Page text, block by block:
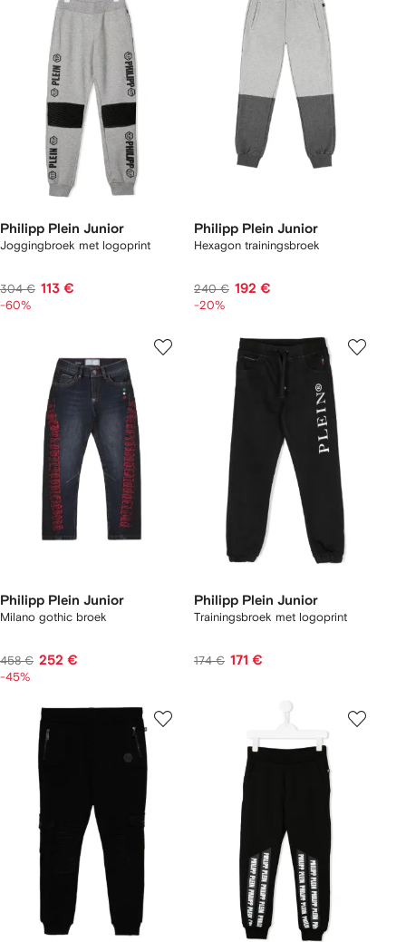
Philipp Plein Junior
Joggingbroek met logoprint
304 € 113 €
-60%
Philipp Plein Junior
Hexagon trainingsbroek
240 € 192 €
-20%
Philipp Plein Junior
Milano gothic broek
458 € 252 €
-45%
Philipp Plein Junior
Trainingsbroek met logoprint
174 € 171 €